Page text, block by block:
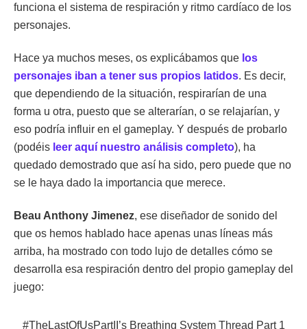
funciona el sistema de respiración y ritmo cardíaco de los
personajes.
Hace ya muchos meses, os explicábamos que los
personajes iban a tener sus propios latidos. Es decir,
que dependiendo de la situación, respirarían de una
forma u otra, puesto que se alterarían, o se relajarían, y
eso podría influir en el gameplay. Y después de probarlo
(podéis leer aquí nuestro análisis completo), ha
quedado demostrado que así ha sido, pero puede que no
se le haya dado la importancia que merece.
Beau Anthony Jimenez, ese diseñador de sonido del
que os hemos hablado hace apenas unas líneas más
arriba, ha mostrado con todo lujo de detalles cómo se
desarrolla esa respiración dentro del propio gameplay del
juego:
#TheLastOfUsPartII ’s Breathing System Thread Part 1